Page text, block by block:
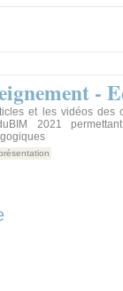
-
et les vidéos des
2021